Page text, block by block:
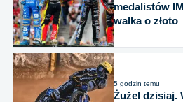
medalistów
walka o złoto
5 godzin temu
Żużel dzisiaj.